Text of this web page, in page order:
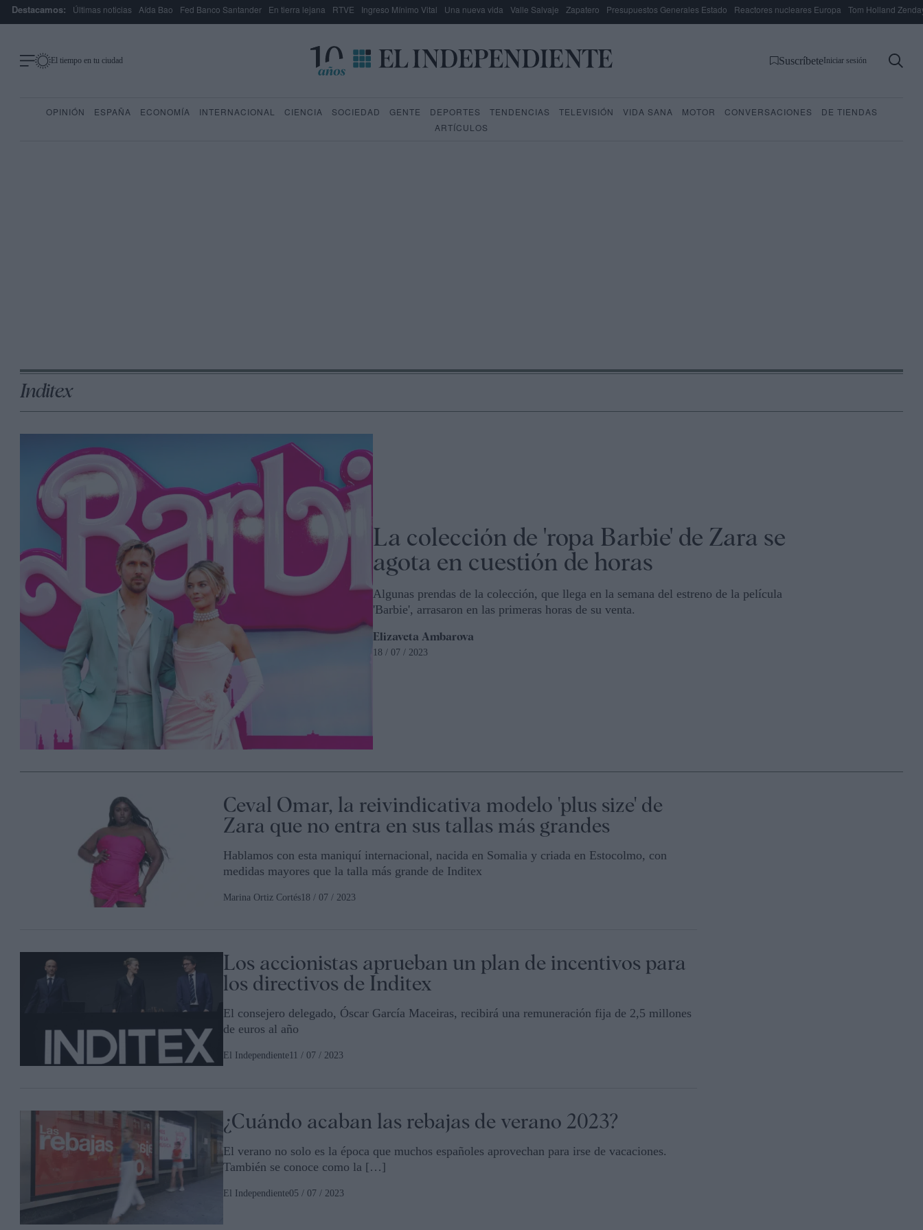
Destacamos: Últimas noticias Aída Bao Fed Banco Santander En tierra lejana RTVE Ingreso Mínimo Vital Una nueva vida Valle Salvaje Zapatero Presupuestos Generales Estado Reactores nucleares Europa Tom Holland
El tiempo en tu ciudad SuscríbeteIniciar sesión
OPINIÓN ESPAÑA ECONOMÍA INTERNACIONAL CIENCIA SOCIEDAD GENTE DEPORTES TENDENCIAS TELEVISIÓN VIDA SANA MOTOR CONVERSACIONES
DE TIENDAS
ARTÍCULOS
Inditex
La colección de 'ropa Barbie' de Zara se
agota en cuestión de horas
Algunas prendas de la colección, que llega en la semana del estreno de la película
'Barbie', arrasaron en las primeras horas de su venta.
Elizaveta Ambarova
18 / 07 / 2023
Ceval Omar, la reivindicativa modelo 'plus size' de
Zara que no entra en sus tallas más grandes
Hablamos con esta maniquí internacional, nacida en Somalia y criada en Estocolmo, con
medidas mayores que la talla más grande de Inditex
Marina Ortiz Cortés18 / 07 / 2023
Los accionistas aprueban un plan de incentivos para
los directivos de Inditex
El consejero delegado, Óscar García Maceiras, recibirá una remuneración fija de 2,5 millones
de euros al año
El Independiente11 / 07 / 2023
¿Cuándo acaban las rebajas de verano 2023?
El verano no solo es la época que muchos españoles aprovechan para irse de vacaciones.
También se conoce como la […]
El Independiente05 / 07 / 2023